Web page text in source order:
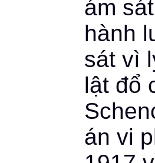
ám
hành
sát vì
lật đổ
án vi